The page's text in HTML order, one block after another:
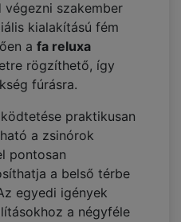
szakember
kialakítású fém
a fa reluxa
rögzíthető, így
fúrásra.
praktikusan
a zsinórok
pontosan
a belső térbe
egyedi igények
a négyféle